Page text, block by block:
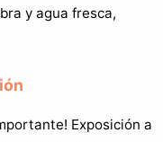
y agua fresca,
Exposición a